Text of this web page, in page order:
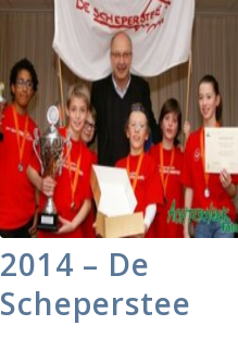
2014 – De
Scheperstee